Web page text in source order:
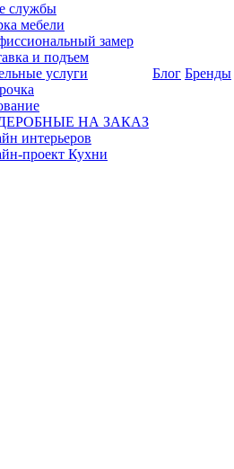
службы
мебели
замер
и подъем
услуги
НА ЗАКАЗ
интерьеров
проект Кухни
Блог Бренды